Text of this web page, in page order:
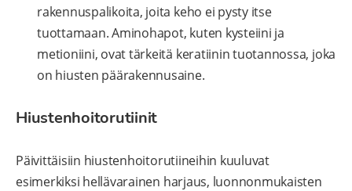
rakennuspalikoita, joita keho ei pysty itse
tuottamaan. Aminohapot, kuten kysteiini ja
metioniini, ovat tärkeitä keratiinin tuotannossa, joka
on hiusten päärakennusaine.
Hiustenhoitorutiinit
Päivittäisiin hiustenhoitorutiineihin kuuluvat
esimerkiksi hellävarainen harjaus, luonnonmukaisten